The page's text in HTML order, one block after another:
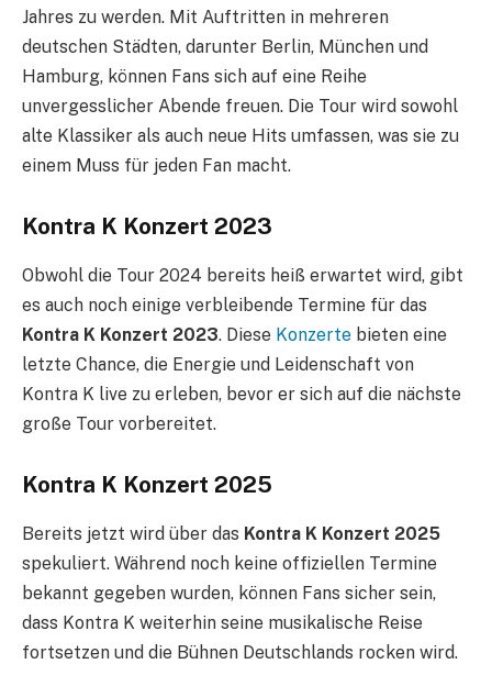
Jahres zu werden. Mit Auftritten in mehreren
deutschen Städten, darunter Berlin, München und
Hamburg, können Fans sich auf eine Reihe
unvergesslicher Abende freuen. Die Tour wird sowohl
alte Klassiker als auch neue Hits umfassen, was sie zu
einem Muss für jeden Fan macht.
Kontra K Konzert 2023
Obwohl die Tour 2024 bereits heiß erwartet wird, gibt
es auch noch einige verbleibende Termine für das
Kontra K Konzert 2023. Diese Konzerte bieten eine
letzte Chance, die Energie und Leidenschaft von
Kontra K live zu erleben, bevor er sich auf die nächste
große Tour vorbereitet.
Kontra K Konzert 2025
Bereits jetzt wird über das Kontra K Konzert 2025
spekuliert. Während noch keine offiziellen Termine
bekannt gegeben wurden, können Fans sicher sein,
dass Kontra K weiterhin seine musikalische Reise
fortsetzen und die Bühnen Deutschlands rocken wird.